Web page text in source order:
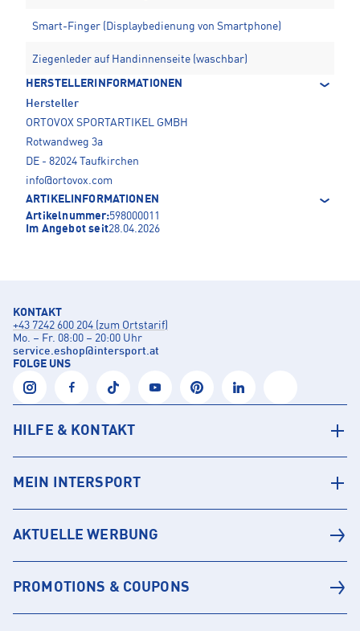
Smart-Finger (Displaybedienung von Smartphone)
Ziegenleder auf Handinnenseite (waschbar)
HERSTELLERINFORMATIONEN
Hersteller
ORTOVOX SPORTARTIKEL GMBH
Rotwandweg 3a
DE - 82024 Taufkirchen
info@ortovox.com
ARTIKELINFORMATIONEN
Artikelnummer:598000011
Im Angebot seit28.04.2026
KONTAKT
+43 7242 600 204 (zum Ortstarif)
Mo. – Fr. 08:00 – 20:00 Uhr
service.eshop@intersport.at
FOLGE UNS
HILFE & KONTAKT
MEIN INTERSPORT
AKTUELLE WERBUNG
PROMOTIONS & COUPONS